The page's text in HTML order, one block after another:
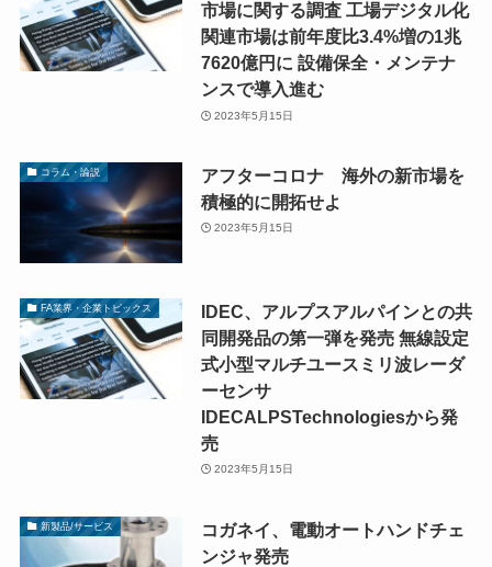
市場に関する調査 工場デジタル化
関連市場は前年度比3.4%増の1兆
7620億円に 設備保全・メンテナ
ンスで導入進む
2023年5月15日
コラム・論説
アフターコロナ 海外の新市場を
積極的に開拓せよ
2023年5月15日
FA業界・企業トピックス
IDEC、アルプスアルパインとの共
同開発品の第一弾を発売 無線設定
式小型マルチユースミリ波レーダ
ーセンサ
IDECALPSTechnologiesから発
売
2023年5月15日
新製品/サービス
コガネイ、電動オートハンドチェ
ンジャ発売